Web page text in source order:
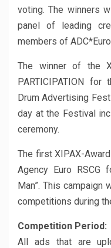
voting. The winners
panel of leading
members of
The winner of the
PARTICIPATION
Drum Advertising
day at the Festival
ceremony.
The first XIPAX-
Agency Euro RSCG
Man”. This campaign
competitions during
Competition Period:
All ads that are